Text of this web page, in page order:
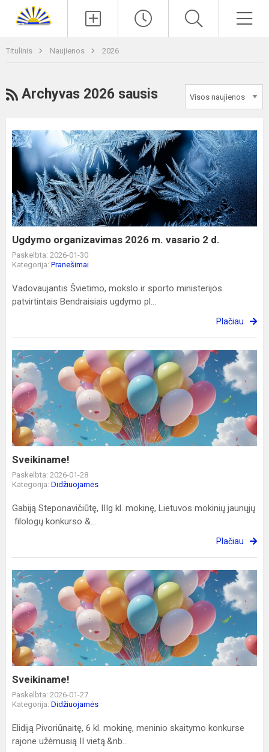
Titulinis Naujienos 2026
RSS
Archyvas 2026 sausis
Ugdymo
organizavimas
2026
vasario
2
d.
Ugdymo organizavimas 2026 m. vasario 2 d.
Paskelbta: 2026-01-30
Kategorija: Pranešimai
Vadovaujantis Švietimo, mokslo ir sporto ministerijos
patvirtintais Bendraisiais ugdymo pl...
Plačiau
Sveikiname!
Sveikiname!
Paskelbta: 2026-01-28
Kategorija: Didžiuojamės
Gabiją Steponavičiūtę, IIIg kl. mokinę, Lietuvos mokinių jaunųjų
filologų konkurso &...
Plačiau
Sveikiname!
Sveikiname!
Paskelbta: 2026-01-27
Kategorija: Didžiuojamės
Elidiją Pivoriūnaitę, 6 kl. mokinę, meninio skaitymo konkurse
rajone užėmusią II vietą.&nb...